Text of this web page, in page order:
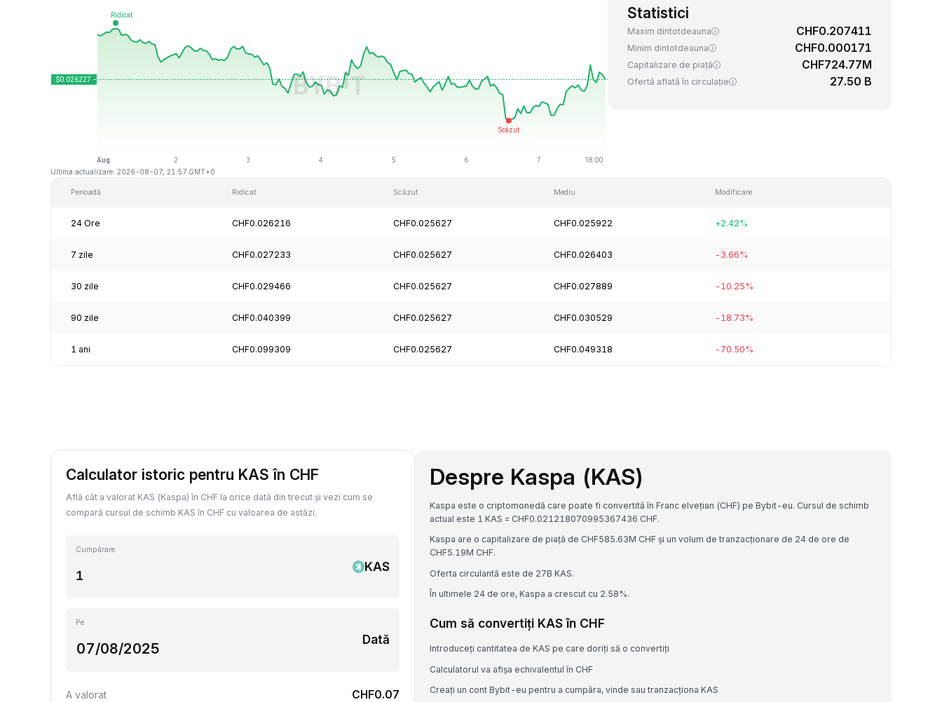
Ultima actualizare: 2026-08-07, 21:57 GMT+0
Statistici
Maxim dintotdeauna CHF0.207411
Minim dintotdeauna CHF0.000171
Capitalizare de piață CHF724.77M
Ofertă aflată în circulație 27.50 B
Perioadă Ridicat Scăzut Mediu Modificare
24 Ore CHF0.026216 CHF0.025627 CHF0.025922 +2.42%
7 zile CHF0.027233 CHF0.025627 CHF0.026403 -3.66%
30 zile CHF0.029466 CHF0.025627 CHF0.027889 -10.25%
90 zile CHF0.040399 CHF0.025627 CHF0.030529 -18.73%
1 ani CHF0.099309 CHF0.025627 CHF0.049318 -70.50%
Calculator istoric pentru KAS în CHF
Află cât a valorat KAS (Kaspa) în CHF la orice dată din trecut și vezi cum se
compară cursul de schimb KAS în CHF cu valoarea de astăzi.
Cumpărare
KAS
Pe
Dată
A valorat CHF0.07
Despre Kaspa (KAS)
Kaspa este o criptomonedă care poate fi convertită în Franc elvețian (CHF) pe Bybit-eu. Cursul de schimb
actual este 1 KAS = CHF0.021218070995367436 CHF.
Kaspa are o capitalizare de piață de CHF585.63M CHF și un volum de tranzacționare de 24 de ore de
CHF5.19M CHF.
Oferta circulantă este de 27B KAS.
În ultimele 24 de ore, Kaspa a crescut cu 2.58%.
Cum să convertiți KAS în CHF
Introduceți cantitatea de KAS pe care doriți să o convertiți
Calculatorul va afișa echivalentul în CHF
Creați un cont Bybit-eu pentru a cumpăra, vinde sau tranzacționa KAS